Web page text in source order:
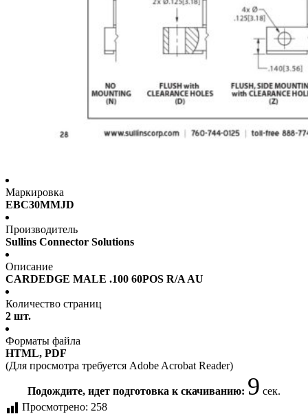
Маркировка
EBC30MMJD
Производитель
Sullins Connector Solutions
Описание
CARDEDGE MALE .100 60POS R/A AU
Количество страниц
2 шт.
Форматы файла
HTML, PDF
(Для просмотра требуется Adobe Acrobat Reader)
Подождите, идет подготовка к скачиванию: 9 сек.
Просмотрено: 258